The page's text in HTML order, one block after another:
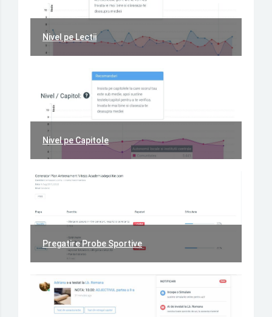
Nivel pe Lectii
Nivel pe Capitole
Pregatire Probe Sportive